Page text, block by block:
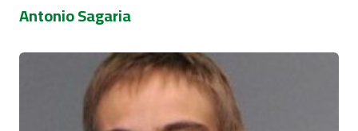
Antonio Sagaria